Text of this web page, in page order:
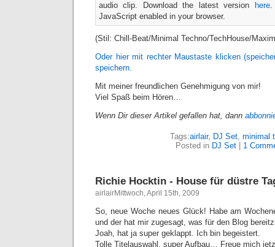
audio clip. Download the latest version
here.
JavaScript enabled in your browser.
(Stil: Chill-Beat/Minimal Techno/TechHouse/
Oder hier mit rechter Maustaste klicken
speichern.
Mit meiner freundlichen Genehmigung von mir!
Viel Spaß beim Hören…
Wenn Dir dieser Artikel gefallen hat, dann
Tags:airlair, DJ Set, minimal
Posted in DJ Set 1
Richie Hocktin - House für düstre
airlairMittwoch, April 15th, 2009
So, neue Woche neues Glück! Habe am
und der hat mir zugesagt, was für den Blog
Joah, hat ja super geklappt. Ich bin begeistert.
Tolle Titelauswahl, super Aufbau… Freue mich